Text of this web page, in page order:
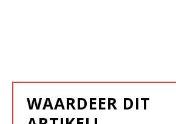
WAARDEER DIT